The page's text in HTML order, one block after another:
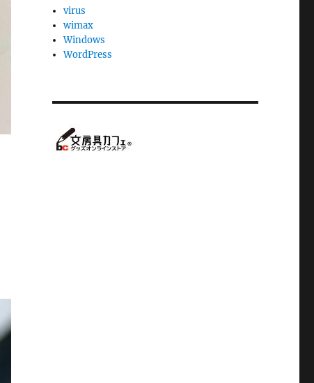
virus
wimax
Windows
WordPress